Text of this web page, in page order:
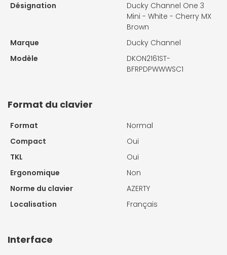
Désignation
Ducky Channel One 3
Mini - White - Cherry MX
Brown
Marque
Ducky Channel
Modèle
DKON2161ST-
BFRPDPWWWSC1
Format du clavier
Format
Normal
Compact
Oui
TKL
Oui
Ergonomique
Non
Norme du clavier
AZERTY
Localisation
Français
Interface